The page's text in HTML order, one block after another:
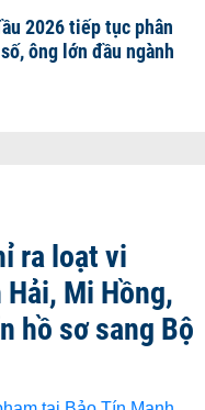
2026 tiếp tục phân
ông lớn đầu ngành
ra loạt vi
Mi Hồng,
hồ sơ sang Bộ